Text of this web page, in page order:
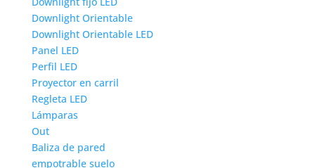
Downlight Orientable
Downlight Orientable LED
Panel LED
Perfil LED
Proyector en carril
Regleta LED
Lámparas
Out
Baliza de pared
empotrable suelo